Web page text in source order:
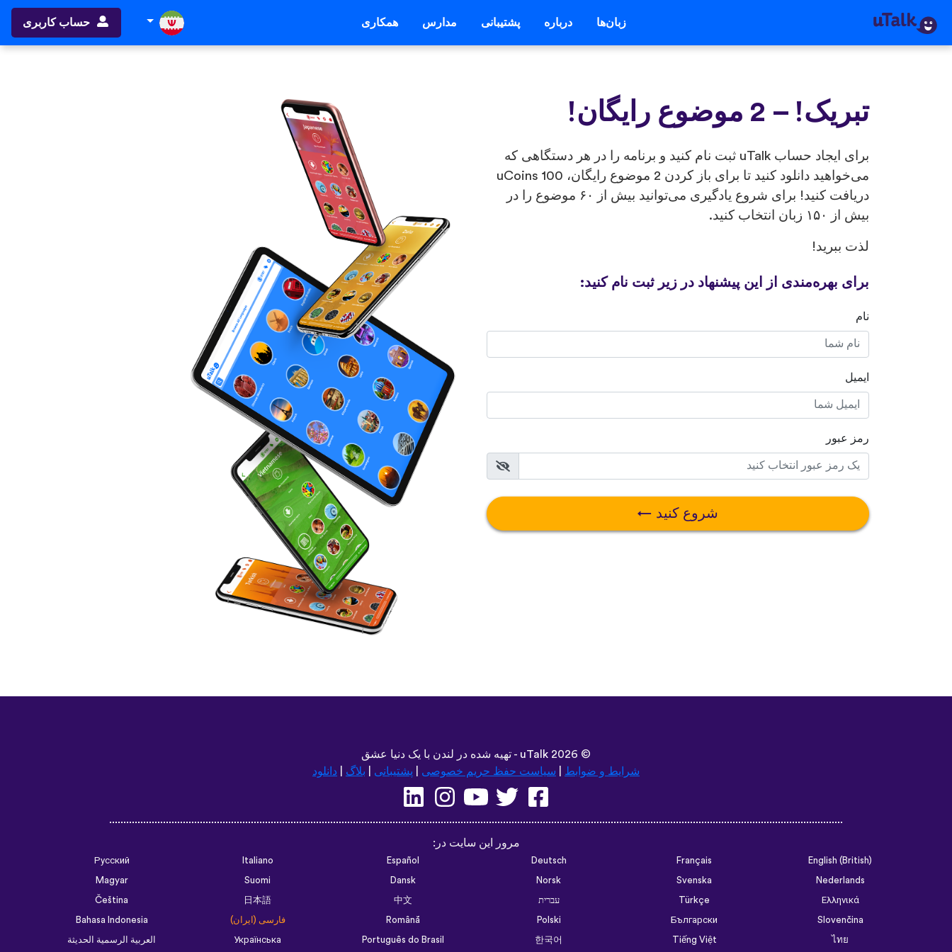
زبان‌ها درباره پشتیبانی مدارس همکاری حساب کاربری
تبریک! – 2 موضوع رایگان!
برای ایجاد حساب uTalk ثبت نام کنید و برنامه را در هر دستگاهی که
می‌خواهید دانلود کنید تا برای باز کردن 2 موضوع رایگان، 100 uCoins
دریافت کنید! برای شروع یادگیری می‌توانید بیش از ۶۰ موضوع را در
بیش از ۱۵۰ زبان انتخاب کنید.
لذت ببرید!
برای بهره‌مندی از این پیشنهاد در زیر ثبت نام کنید:
نام
ایمیل
رمز عبور
شروع کنید
©
uTalk 2026 - تهیه شده در لندن با یک دنیا عشق
شرایط و ضوابط
سیاست حفظ حریم خصوصی پشتیبانی بلاگ دانلود
مرور این سایت در:
English (British)
Français
Deutsch
Español
Italiano
Русский
Nederlands
Svenska
Norsk
Dansk
Suomi
Magyar
Ελληνικά
Türkçe עברית 中文
日本語
Čeština
Slovenčina
Български
Polski
Română فارسی (ایران)
Bahasa Indonesia
ไทย
Tiếng Việt
한국어
Português do Brasil
Українська العربية الرسمية الحديثة